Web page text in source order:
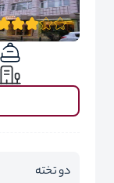
دو تخته